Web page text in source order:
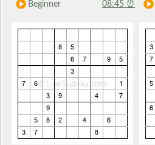
Beginner 08:45 ⏰